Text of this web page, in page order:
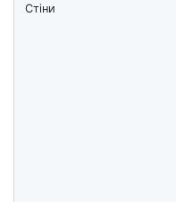
Стіни